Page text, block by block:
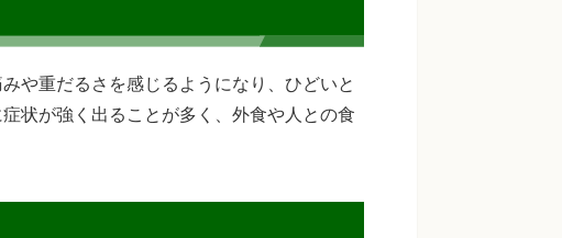
や重だるさを感じるようになり、ひどいと
状が強く出ることが多く、外食や人との食